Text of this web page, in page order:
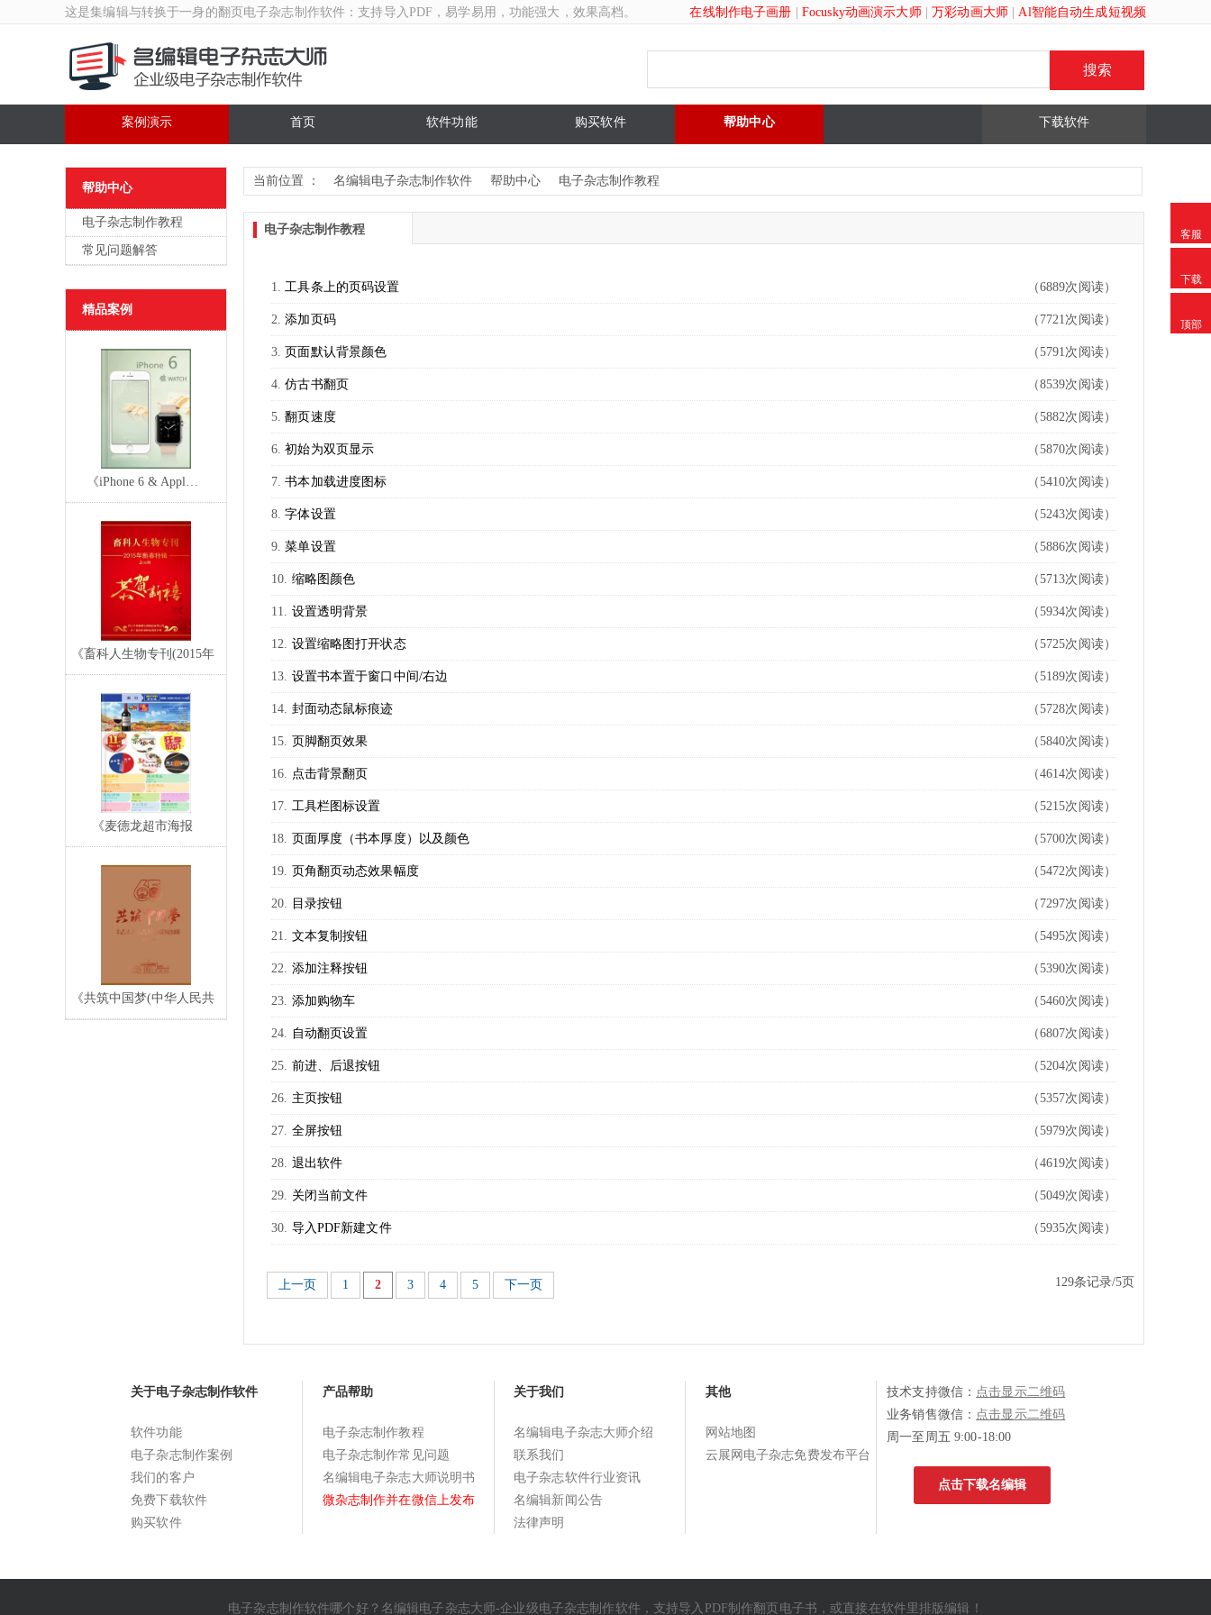
这是集编辑与转换于一身的翻页 电子杂志制作软件 ：支持导入PDF，易学易用，功能强大，效果高档。 在线制作电子画册 Focusky动画演示大师 |万彩动画大师 |Al智能自动生成短视频
首页
案例演示 软件功能 购买软件 帮助中心 下载软件
帮助中心
电子杂志制作教程
常见问题解答
精品案例
《iPhone 6 & Appl…
《畜科人生物专刊(2015年
《麦德龙超市海报
《共筑中国梦(中华人民共
当前位置 ： 名编辑电子杂志制作软件 帮助中心 电子杂志制作教程
电子杂志制作教程
工具条上的页码设置 （6889次阅读）
添加页码 （7721次阅读）
页面默认背景颜色 （5791次阅读）
仿古书翻页 （8539次阅读）
翻页速度 （5882次阅读）
初始为双页显示 （5870次阅读）
书本加载进度图标 （5410次阅读）
字体设置 （5243次阅读）
菜单设置 （5886次阅读）
缩略图颜色 （5713次阅读）
设置透明背景 （5934次阅读）
设置缩略图打开状态 （5725次阅读）
设置书本置于窗口中间/右边 （5189次阅读）
封面动态鼠标痕迹 （5728次阅读）
页脚翻页效果 （5840次阅读）
点击背景翻页 （4614次阅读）
工具栏图标设置 （5215次阅读）
页面厚度（书本厚度）以及颜色 （5700次阅读）
页角翻页动态效果幅度 （5472次阅读）
目录按钮 （7297次阅读）
文本复制按钮 （5495次阅读）
添加注释按钮 （5390次阅读）
添加购物车 （5460次阅读）
自动翻页设置 （6807次阅读）
前进、后退按钮 （5204次阅读）
主页按钮 （5357次阅读）
全屏按钮 （5979次阅读）
退出软件 （4619次阅读）
关闭当前文件 （5049次阅读）
导入PDF新建文件 （5935次阅读）
129条记录/5页
上一页 1 2 3 4 5 下一页
关于电子杂志制作软件
软件功能
电子杂志制作案例
我们的客户
免费下载软件
购买软件
产品帮助
电子杂志制作教程
电子杂志制作常见问题
名编辑电子杂志大师说明书
微杂志制作并在微信上发布
关于我们
名编辑电子杂志大师介绍
联系我们
电子杂志软件行业资讯
名编辑新闻公告
法律声明
其他
网站地图
云展网电子杂志免费发布平台
技术支持微信： 点击显示二维码
业务销售微信： 点击显示二维码
周一至周五 9:00-18:00
点击下载名编辑
电子杂志制作软件哪个好？名编辑电子杂志大师-企业级电子杂志制作软件 ，支持导入 PDF制作翻页电子书 ，或直接在软件里排版编辑！
客服
下载
顶部